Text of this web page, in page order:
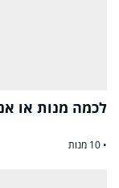
לכמה מנות או
• 10 מנות